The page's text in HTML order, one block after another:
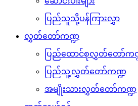
ဆောင်းပါးများ
ပြည်သူသို့ပန်ကြားလွှာ
လွှတ်တော်ကဏ္ဍ
ပြည်ထောင်စုလွှတ်တော်က
ပြည်သူ့လွှတ်တော်ကဏ္ဍ
အမျိုးသားလွှတ်တော်ကဏ္ဍ